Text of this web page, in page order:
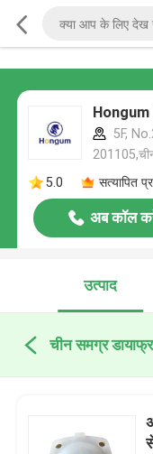
5F,
5.0
सत्यापित
अब कॉल
उत्पाद
चीन समग्र